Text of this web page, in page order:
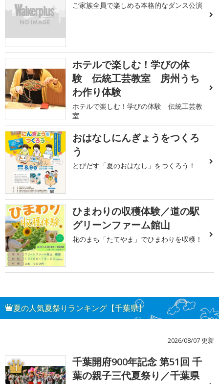
ご家族全員で楽しめる本格的なダンス公演
ホテルで楽しむ！学びの体
験 伝統工芸教室 房州うち
わ作り体験
ホテルで楽しむ！学びの体験 伝統工芸教
室
おはなしにんぎょうをつくろ
う
とびだす「夏のおはなし」をつくろう！
ひまわりの収穫体験／道の駅
グリーンファーム館山
花のまち「たてやま」でひまわりを収穫！
夏の人気夏祭りランキング【千葉県】
2026/08/07 更新
1
千葉開府900年記念 第51回 千
葉の親子三代夏祭り／千葉県